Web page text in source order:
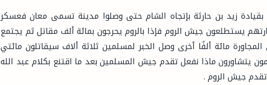
زيد بن حارثة بإتجاه الشام حتى وصلوا مدينة تسمى معان فعسكر
يستطلعون جيش الروم فإذا بالروم يحرجون بمائة ألف مقاتل ثم يجتمع
مائة ألفًا أخرى وصل الخبر لمسلمين ثلاثة ألاف سيقاتلون مائتي
يتشاورون ماذا نفعل تقدم جيش المسلمين بعد ما اقتنع بكلام عبد الله
جيش الروم .